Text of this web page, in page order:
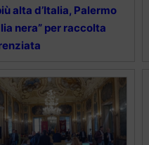
alta d’Italia, Palermo
nera” per raccolta